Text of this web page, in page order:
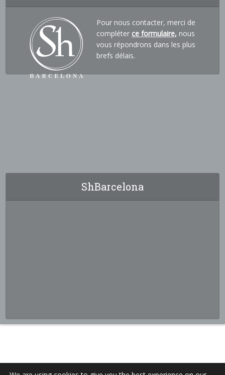
Pour nous contacter, merci de
compléter ce formulaire, nous
vous répondrons dans les plus
brefs délais.
ShBarcelona